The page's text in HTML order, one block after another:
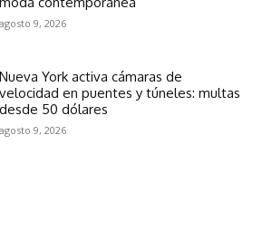
agosto 9, 2026
Nueva York activa cámaras de
velocidad en puentes y túneles: multas
desde 50 dólares
agosto 9, 2026